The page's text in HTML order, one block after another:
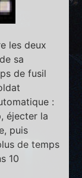
les deux
sa
de fusil
:
éjecter la
puis
de temps
10